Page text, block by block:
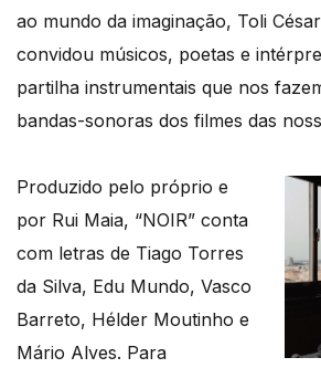
ao mundo da imaginação, Toli
convidou músicos, poetas e
partilha instrumentais que nos
bandas-sonoras dos filmes das
Produzido pelo próprio e
por Rui Maia, “NOIR” conta
com letras de Tiago Torres
da Silva, Edu Mundo, Vasco
Barreto, Hélder Moutinho e
Mário Alves. Para